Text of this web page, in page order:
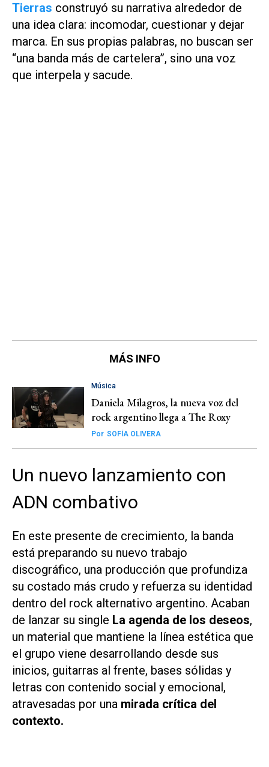
Tierras construyó su narrativa alrededor de
una idea clara: incomodar, cuestionar y dejar
marca. En sus propias palabras, no buscan ser
“una banda más de cartelera”, sino una voz
que interpela y sacude.
MÁS INFO
Música
Daniela Milagros, la nueva voz del
rock argentino llega a The Roxy
Por SOFÍA OLIVERA
Un nuevo lanzamiento con
ADN combativo
En este presente de crecimiento, la banda
está preparando su nuevo trabajo
discográfico, una producción que profundiza
su costado más crudo y refuerza su identidad
dentro del rock alternativo argentino. Acaban
de lanzar su single La agenda de los deseos,
un material que mantiene la línea estética que
el grupo viene desarrollando desde sus
inicios, guitarras al frente, bases sólidas y
letras con contenido social y emocional,
atravesadas por una mirada crítica del
contexto.